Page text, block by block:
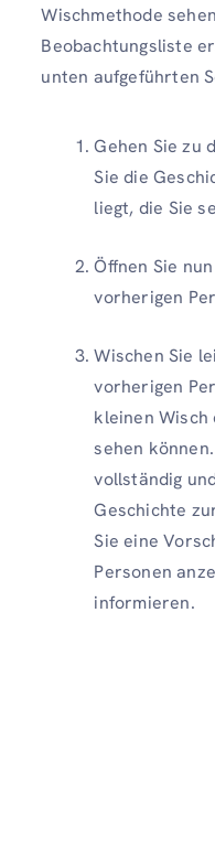
Wischmethode
Beobachtungsliste
unten aufgeführten
Gehen Sie zu
Sie die
liegt, die Sie
Öffnen Sie
vorherigen
Wischen Sie
vorherigen
kleinen Wisch
sehen
vollständig
Geschichte
Sie eine
Personen
informieren.